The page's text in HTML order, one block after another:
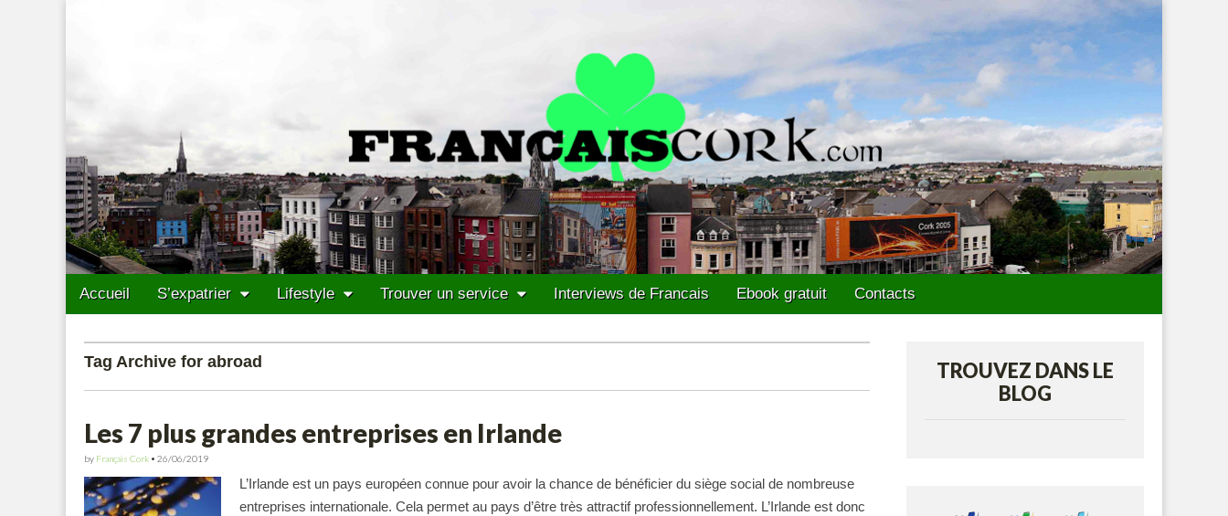
Main menu
Skip to content
Accueil S’expatrier Lifestyle Trouver un service Interviews de Francais Ebook gratuit Contacts
Tag Archive for abroad
Les 7 plus grandes entreprises en Irlande
by Français Cork • 26/06/2019
L’Irlande est un pays européen connue pour avoir la chance de bénéficier du siège social de nombreuse
entreprises internationale. Cela permet au pays d’être très attractif professionnellement. L’Irlande est donc
TROUVEZ DANS LE
BLOG